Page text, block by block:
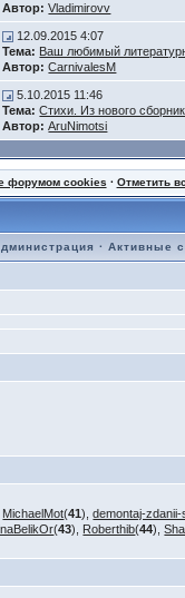
Автор: Vladimirovv
12.09.2015 4:07
Тема: Ваш любимый
Автор: CarnivalesM
5.10.2015 11:46
Тема: Стихи. Из нового
Автор: AruNimotsi
форумом cookies · Отметить
·Активные
MichaelMot(41),demontaj-zdanii-
(43), Roberthib(44),